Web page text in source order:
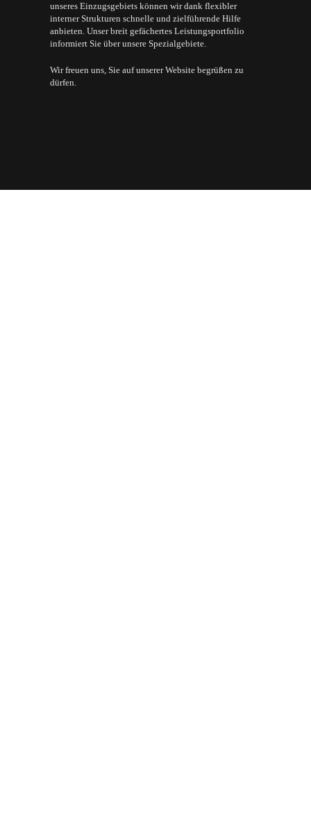
unseres Einzugsgebiets können wir dank flexibler
interner Strukturen schnelle und zielführende Hilfe
anbieten. Unser breit gefächertes Leistungsportfolio
informiert Sie über unsere Spezialgebiete.
Wir freuen uns, Sie auf unserer Website begrüßen zu
dürfen.